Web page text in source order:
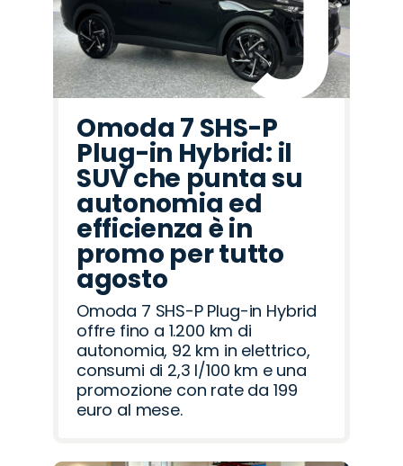
Omoda 7 SHS-P
Plug-in Hybrid: il
SUV che punta su
autonomia ed
efficienza è in
promo per tutto
agosto
Omoda 7 SHS-P Plug-in Hybrid
offre fino a 1.200 km di
autonomia, 92 km in elettrico,
consumi di 2,3 l/100 km e una
promozione con rate da 199
euro al mese.